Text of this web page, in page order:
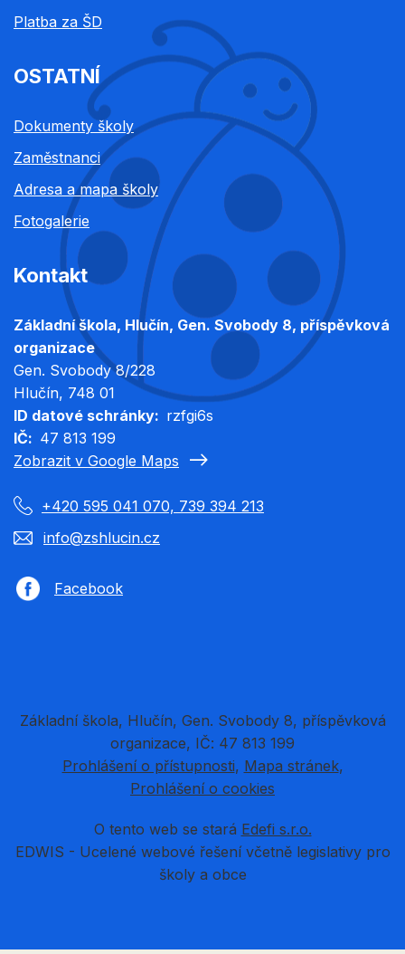
Platba za ŠD
OSTATNÍ
Dokumenty školy
Zaměstnanci
Adresa a mapa školy
Fotogalerie
Kontakt
Základní škola, Hlučín, Gen. Svobody 8, příspěvková
organizace
Gen. Svobody 8/228
Hlučín, 748 01
ID datové schránky
rzfgi6s
IČ
47 813 199
Zobrazit v Google Maps
+420 595 041 070, 739 394 213
info@zshlucin.cz
Facebook
Základní škola, Hlučín, Gen. Svobody 8, příspěvková
organizace, IČ: 47 813 199
Prohlášení o přístupnosti Mapa stránek
Prohlášení o cookies
O tento web se stará Edefi s.r.o.
EDWIS - Ucelené webové řešení včetně legislativy pro
školy a obce